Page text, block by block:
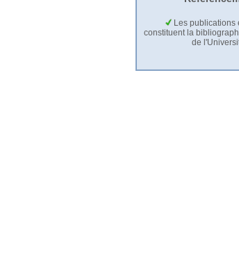
Les publications
constituent la
de